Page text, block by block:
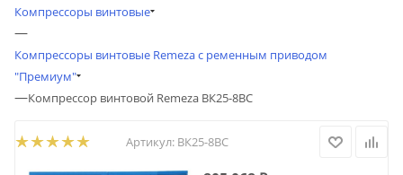
Компрессоры винтовые
—
Компрессоры винтовые Remeza с ременным приводом
"Премиум"
—Компрессор винтовой Remeza ВК25-8ВС
Артикул: ВК25-8ВС